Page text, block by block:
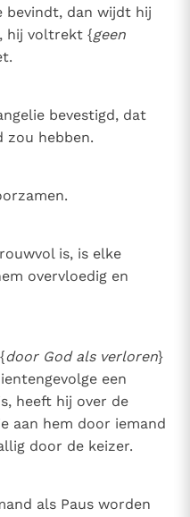
is zowel een gave als
ons de noodzaak om
de Rooms
beschikbaar
bevindt, dan wijdt hij
hij voltrekt {geen
bevestigd, dat
zou hebben.
is, is elke
overvloedig en
door God als verloren}
een
heeft hij over de
aan hem door iemand
door de keizer.
als Paus worden